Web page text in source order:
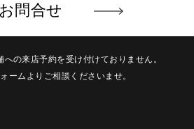
お問合せ
の来店予約を受け付けておりません。
ームよりご相談くださいませ。